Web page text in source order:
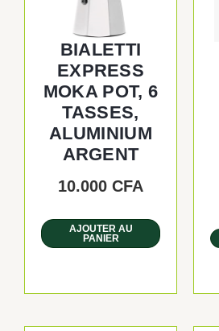
BIALETTI
EXPRESS
MOKA POT, 6
TASSES,
ALUMINIUM
ARGENT
10.000 CFA
AJOUTER AU
PANIER